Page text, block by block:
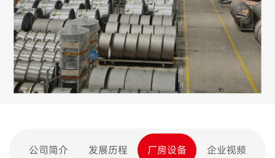
公司简介 发展历程 厂房设备 企业视频